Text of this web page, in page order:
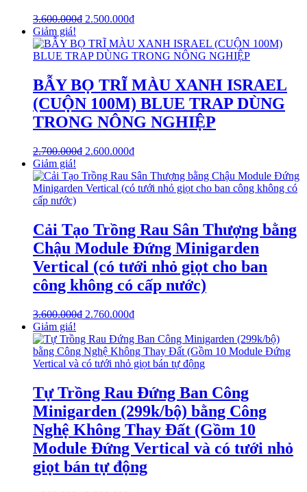
3.600.000₫ 2.500.000₫
Giảm giá!
BẪY BỌ TRĨ MÀU XANH ISRAEL
(CUỘN 100M) BLUE TRAP DÙNG
TRONG NÔNG NGHIỆP
2.700.000₫ 2.600.000₫
Giảm giá!
Cải Tạo Trồng Rau Sân Thượng bằng
Chậu Module Đứng Minigarden
Vertical (có tưới nhỏ giọt cho ban
công không có cấp nước)
3.600.000₫ 2.760.000₫
Giảm giá!
Tự Trồng Rau Đứng Ban Công
Minigarden (299k/bộ) bằng Công
Nghệ Không Thay Đất (Gồm 10
Module Đứng Vertical và có tưới nhỏ
giọt bán tự động